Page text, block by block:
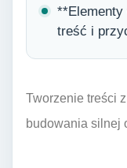
treść i
Tworzenie treści
budowania silnej